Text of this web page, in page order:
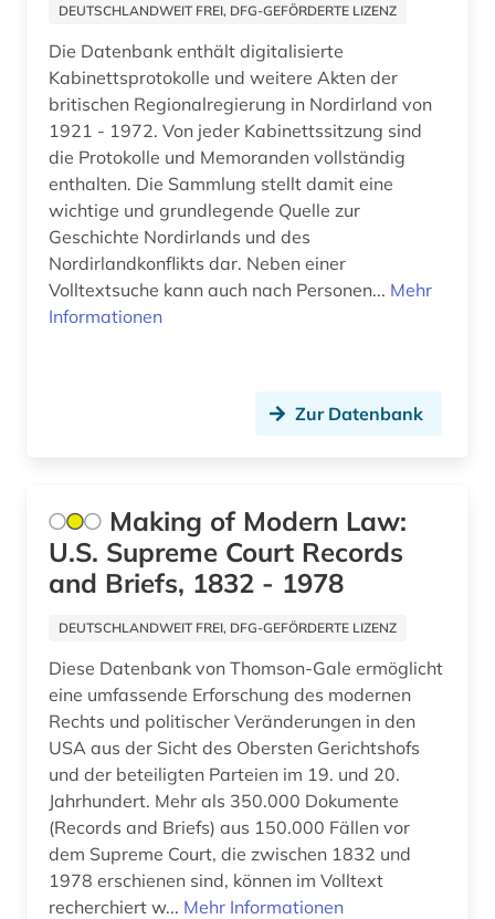
arbeitsgericht (1)
arbeitsgerichtsgesetz (1)
arbeitshilfen (1)
arbeitshypothese (1)
arbeitskampf (1)
arbeitslosigkeit (1)
arbeitspsychologie (1)
arbeitsrecht (64)
arbeitsrecht kommentar (1)
arbeitsschutz (9)
arbeitsschutzrecht (1)
arbeitssicherheit (10)
arbeitssicherheitsrecht (1)
arbeitsstoff (1)
arbeitsstätten (1)
DEUTSCHLANDWEIT FREI, DFG-GEFÖRDERTE LIZENZ
Die Datenbank enthält digitalisierte
Kabinettsprotokolle und weitere Akten der
britischen Regionalregierung in Nordirland von
1921 - 1972. Von jeder Kabinettssitzung sind
die Protokolle und Memoranden vollständig
enthalten. Die Sammlung stellt damit eine
wichtige und grundlegende Quelle zur
Geschichte Nordirlands und des
Nordirlandkonflikts dar. Neben einer
Volltextsuche kann auch nach Personen... Mehr
Informationen
Zur Datenbank
Making of Modern Law:
U.S. Supreme Court Records
and Briefs, 1832 - 1978
DEUTSCHLANDWEIT FREI, DFG-GEFÖRDERTE LIZENZ
Diese Datenbank von Thomson-Gale ermöglicht
eine umfassende Erforschung des modernen
Rechts und politischer Veränderungen in den
USA aus der Sicht des Obersten Gerichtshofs
und der beteiligten Parteien im 19. und 20.
Jahrhundert. Mehr als 350.000 Dokumente
(Records and Briefs) aus 150.000 Fällen vor
dem Supreme Court, die zwischen 1832 und
1978 erschienen sind, können im Volltext
recherchiert w... Mehr Informationen